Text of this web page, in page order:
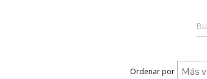
Ordenar por